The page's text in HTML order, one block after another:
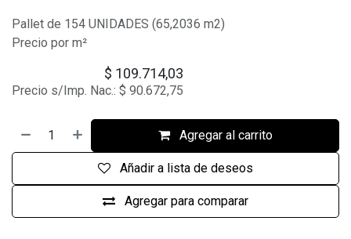
Pallet de 154 UNIDADES (65,2036 m2)
Precio por m²
$ 109.714,03
Precio s/Imp. Nac.: $ 90.672,75
Agregar al carrito
Agregar para comparar
Añadir a lista de deseos